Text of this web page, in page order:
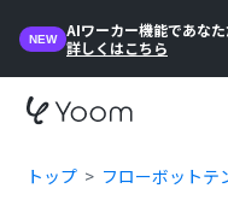
NEW
AIワーカー機能であな
詳しくはこちら
トップ フローボットテ